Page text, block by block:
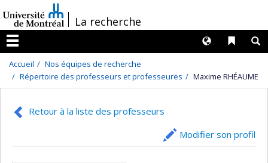
au
contenu
/La recherche
Menu
Liens
Langues
Accueil
Nos équipes de recherche
Répertoire des professeurs et professeures
Maxime RHÉAUME
Retour à la liste des professeurs
Modifier son profil